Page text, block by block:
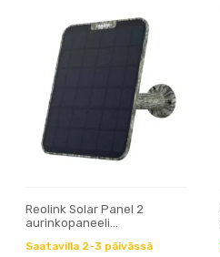
Reolink Solar Panel 2
aurinkopaneeli
Saatavilla 2-3 päivässä